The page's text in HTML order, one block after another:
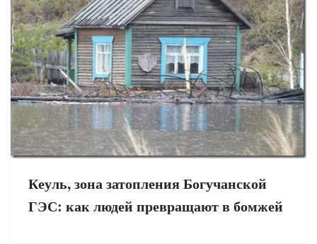
Кеуль, зона затопления Богучанской
ГЭС: как людей превращают в бомжей